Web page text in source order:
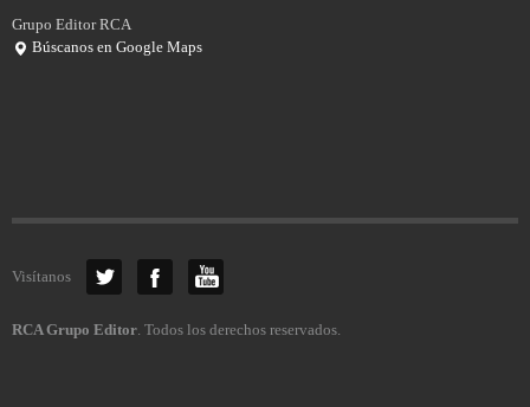
Grupo Editor RCA
Búscanos en Google Maps
Visítanos
RCA Grupo Editor. Todos los derechos reservados.